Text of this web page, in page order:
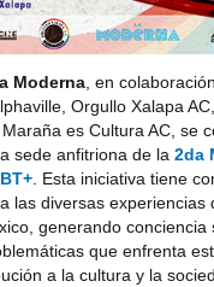
Moderna, en
Orgullo Xalapa
es Cultura AC, se
sede anfitriona de la2da
. Esta iniciativa tiene
las diversas experiencias
generando conciencia
que enfrenta
a la cultura y la